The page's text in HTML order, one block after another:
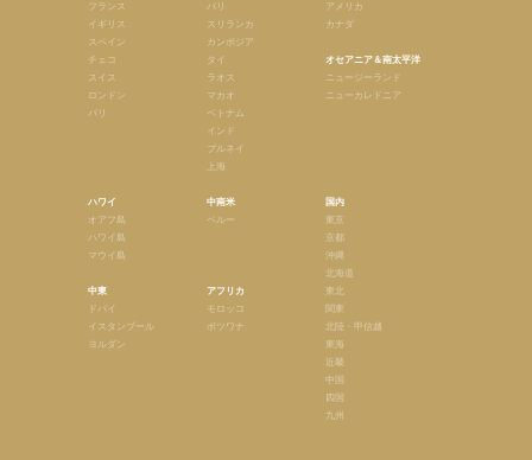
フランス
イギリス
スペイン
チェコ
スイス
ロンドン
パリ
ハワイ
オアフ島
ハワイ島
マウイ島
中東
ドバイ
イスタンブール
ヨルダン
バリ
スリランカ
カンボジア
タイ
ラオス
マカオ
ベトナム
インド
ブルネイ
上海
中南米
ペルー
アフリカ
モロッコ
ボツワナ
アメリカ
カナダ
オセアニア＆南太平洋
ニュージーランド
ニューカレドニア
国内
東京
京都
沖縄
北海道
東北
関東
北陸・甲信越
東海
近畿
中国
四国
九州